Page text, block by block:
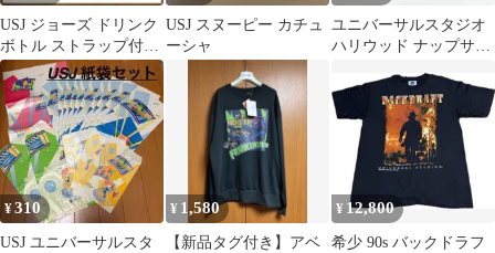
USJ ジョーズ ドリンク
ボトル ストラップ付き
JAWS サメ ドリンクカ
ップ
USJ スヌーピー カチュ
ーシャ
ユニバーサルスタジオ
ハリウッド ナップサッ
¥310
USJ ユニバーサルスタ
¥ 1,580
【新品タグ付き】アベ
¥ 12,800
希少 90s バックドラフ